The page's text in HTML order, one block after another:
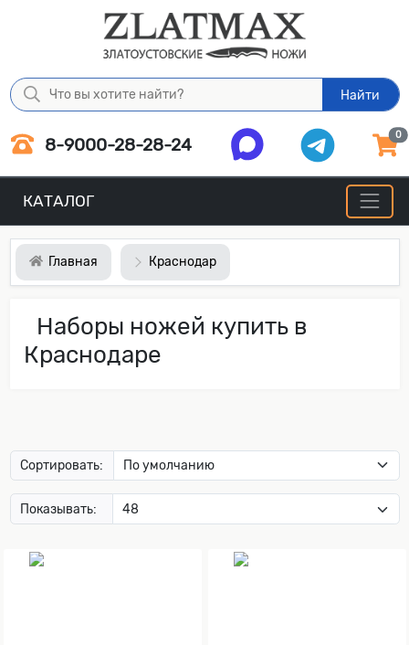
Найти
8-9000-28-28-24 0
КАТАЛОГ
Главная Краснодар
Наборы ножей купить в
Краснодаре
Сортировать:
Показывать: